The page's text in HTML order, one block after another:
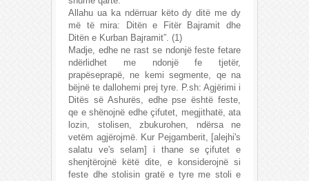
Allahu ua ka ndërruar këto dy ditë me dy
më të mira: Ditën e Fitër Bajramit dhe
Ditën e Kurban Bajramit”. (1)
Madje, edhe ne rast se ndonjë feste fetare
ndërlidhet me ndonjë fe tjetër,
prapëseprapë, ne kemi segmente, qe na
bëjnë te dallohemi prej tyre. P.sh: Agjërimi i
Ditës së Ashurës, edhe pse është feste,
qe e shënojnë edhe çifutet, megjithatë, ata
lozin, stolisen, zbukurohen, ndërsa ne
vetëm agjërojmë. Kur Pejgamberit, [alejhi's
salatu ve's selam] i thane se çifutet e
shenjtërojnë këtë dite, e konsiderojnë si
feste dhe stolisin gratë e tyre me stoli e